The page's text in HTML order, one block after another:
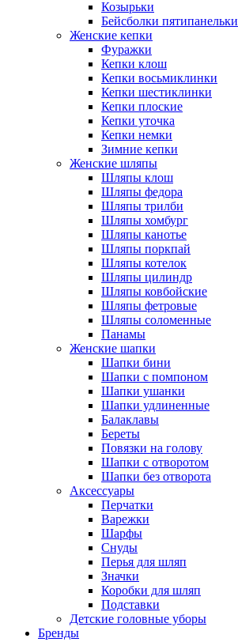
Козырьки
Бейсболки пятипанельки
Женские кепки
Фуражки
Кепки клош
Кепки восьмиклинки
Кепки шестиклинки
Кепки плоские
Кепки уточка
Кепки немки
Зимние кепки
Женские шляпы
Шляпы клош
Шляпы федора
Шляпы трилби
Шляпы хомбург
Шляпы канотье
Шляпы поркпай
Шляпы котелок
Шляпы цилиндр
Шляпы ковбойские
Шляпы фетровые
Шляпы соломенные
Панамы
Женские шапки
Шапки бини
Шапки с помпоном
Шапки ушанки
Шапки удлиненные
Балаклавы
Береты
Повязки на голову
Шапки с отворотом
Шапки без отворота
Аксессуары
Перчатки
Варежки
Шарфы
Снуды
Перья для шляп
Значки
Коробки для шляп
Подставки
Детские головные уборы
Бренды